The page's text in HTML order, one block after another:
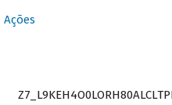
Ações